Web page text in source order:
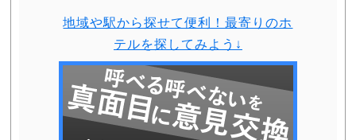
地域や駅から探せて便利！最寄りのホ
テルを探してみよう↓